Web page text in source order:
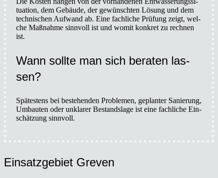
tua­ti­on, dem Gebäu­de, der gewünsch­ten Lösung und dem
tech­ni­schen Auf­wand ab. Eine fach­li­che Prü­fung zeigt, wel­
che Maß­nah­me sinn­voll ist und womit kon­kret zu rech­nen
ist.
Wann soll­te man sich bera­ten las­
sen?
Spä­tes­tens bei bestehen­den Pro­ble­men, geplan­ter Sanie­rung,
Umbau­ten oder unkla­rer Bestands­la­ge ist eine fach­li­che Ein­
schät­zung sinn­voll.
Ein­satz­ge­biet Gre­ven